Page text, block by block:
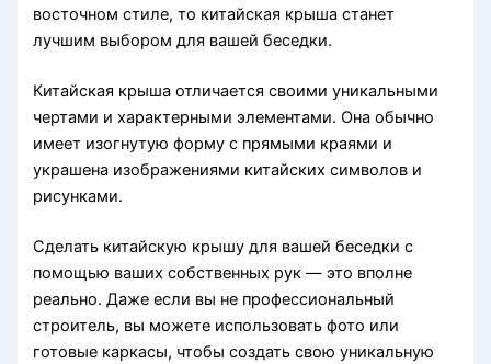
восточном стиле, то китайская крыша станет
лучшим выбором для вашей беседки.
Китайская крыша отличается своими уникальными
чертами и характерными элементами. Она обычно
имеет изогнутую форму с прямыми краями и
украшена изображениями китайских символов и
рисунками.
Сделать китайскую крышу для вашей беседки с
помощью ваших собственных рук — это вполне
реально. Даже если вы не профессиональный
строитель, вы можете использовать фото или
готовые каркасы, чтобы создать свою уникальную